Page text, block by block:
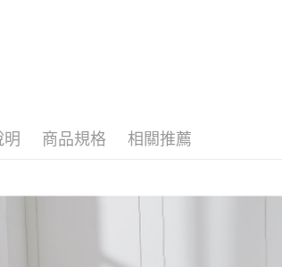
明 商品規格 相關推薦